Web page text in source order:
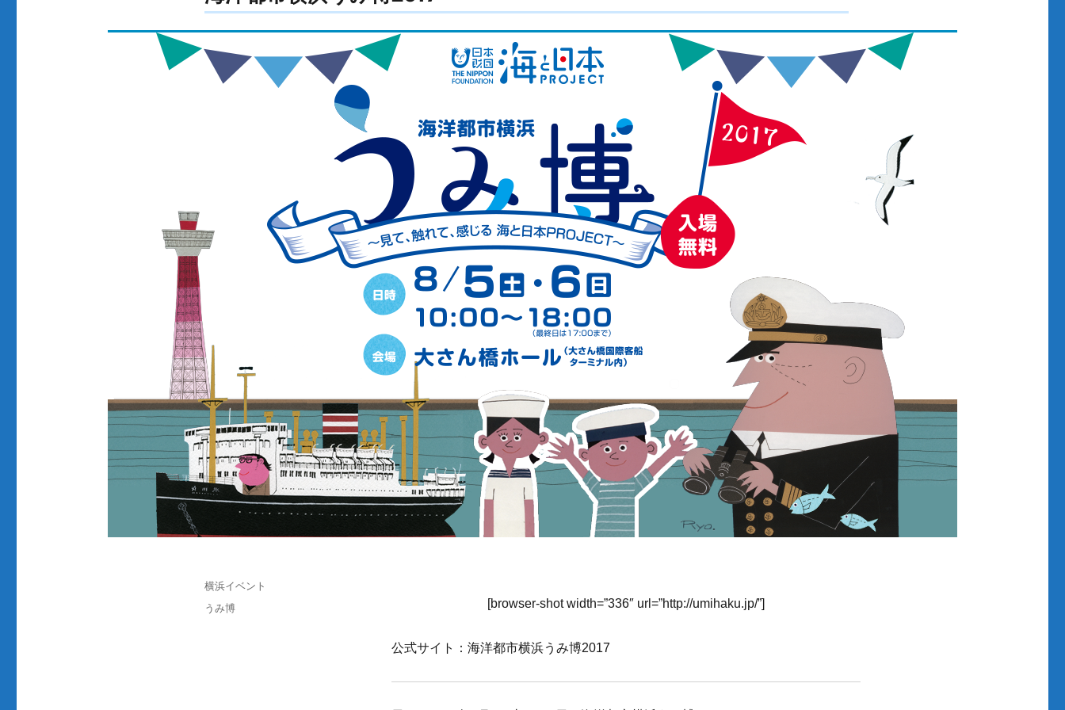
[browser-shot width=”336″ url=”http://umihaku.jp/”]
公式サイト：海洋都市横浜うみ博2017
投
日:
カ
テ
ゴ
横浜イベント
タ
うみ博